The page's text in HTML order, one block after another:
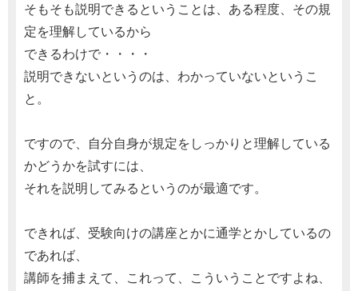
そもそも説明できるということは、ある程度、その規
定を理解しているから
できるわけで・・・・
説明できないというのは、わかっていないというこ
と。
ですので、自分自身が規定をしっかりと理解している
かどうかを試すには、
それを説明してみるというのが最適です。
できれば、受験向けの講座とかに通学とかしているの
であれば、
講師を捕まえて、これって、こういうことですよね、